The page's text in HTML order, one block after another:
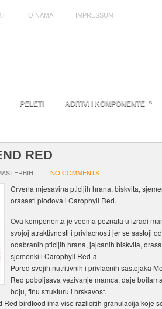
O NAMA IMPRESSUM
PELETI ADITIVI I KOMPONENTE »
RED
NO COMMENTS
Crvena mjesavina pticijih hrana, biskvita,
orasasti plodova i Carophyll Red.
Ova komponenta je veoma poznata u izradi
svojoj atraktivnosti i privlacnosti jer se sastoji
odabranih pticijih hrana, jajcanih biskvita,
sjemenki i Carophyll Red-a.
Pored svojih nutritivnih i privlacnih sastojaka
Red poboljsava vezivanje mamca, daje
boju, finu strukturu i hrskavost.
Red birdfood ima vise razlicitih granulacija koje